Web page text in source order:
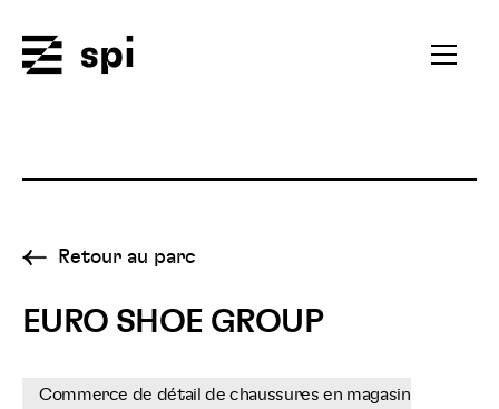
Ouvrir
Retour au parc
EURO SHOE GROUP
Commerce de détail de chaussures en magasin